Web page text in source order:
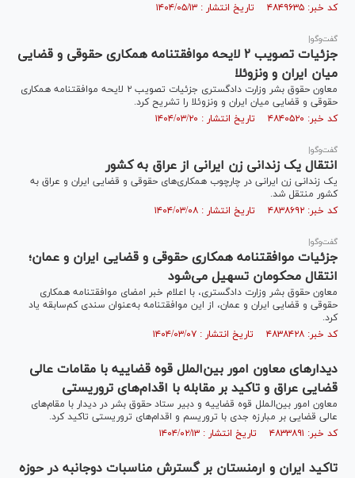
کد خبر: ۴۸۴۹۶۳۵ تاریخ انتشار : ۱۴۰۴/۰۵/۱۳
گفت‌و‌گو|
جزئیات تصویب ۲ لایحه موافقتنامه همکاری حقوقی و قضایی
میان ایران و ونزوئلا
معاون حقوق بشر وزارت دادگستری جزئیات تصویب ۲ لایحه موافقتنامه همکاری
حقوقی و قضایی میان ایران و ونزوئلا را تشریح کرد.
کد خبر: ۴۸۴۰۵۲۰ تاریخ انتشار : ۱۴۰۴/۰۳/۲۰
گفت‌وگو|
انتقال یک زندانی زن ایرانی از عراق به کشور
یک زندانی زن ایرانی در چارچوب همکاری‌های حقوقی و قضایی ایران و عراق به
کشور منتقل شد.
کد خبر: ۴۸۳۸۶۹۲ تاریخ انتشار : ۱۴۰۴/۰۳/۰۸
گفت‌وگو|
جزئیات موافقتنامه همکاری حقوقی و قضایی ایران و عمان؛
انتقال محکومان تسهیل می‌شود
معاون حقوق بشر وزارت دادگستری، با اعلام خبر امضای موافقتنامه همکاری
حقوقی و قضایی ایران و عمان، از این موافقتنامه به‌عنوان سندی کم‌سابقه یاد
کرد.
کد خبر: ۴۸۳۸۴۲۸ تاریخ انتشار : ۱۴۰۴/۰۳/۰۷
دیدارهای معاون امور بین‌الملل قوه قضاییه با مقامات عالی
قضایی عراق و تاکید بر مقابله با اقدام‌های تروریستی
معاون امور بین‌الملل قوه قضاییه و دبیر ستاد حقوق بشر در دیدار با مقام‌های
عالی قضایی بر مبارزه جدی با تروریسم و اقدام‌های تروریستی تاکید کرد.
کد خبر: ۴۸۳۳۸۹۱ تاریخ انتشار : ۱۴۰۴/۰۲/۱۳
تاکید ایران و ارمنستان بر گسترش مناسبات دوجانبه در حوزه